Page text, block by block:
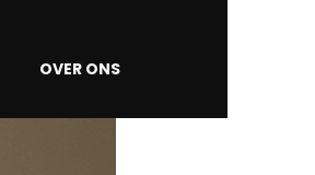
OVER ONS